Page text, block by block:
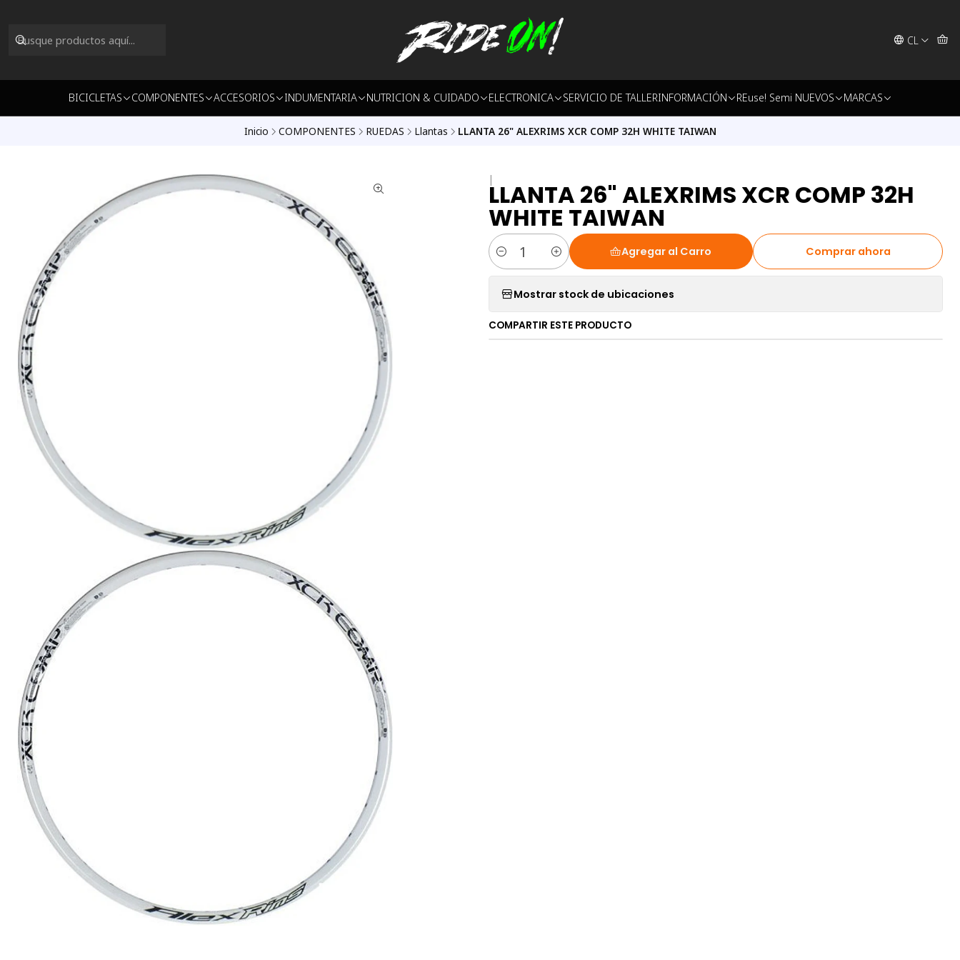
CL
BICICLETAS COMPONENTES ACCESORIOS INDUMENTARIA NUTRICION & CUIDADO ELECTRONICA SERVICIO DE TALLERINFORMACIÓN REuse! Semi NUEVOS MARCAS
Inicio COMPONENTES RUEDAS Llantas LLANTA 26" ALEXRIMS XCR COMP 32H WHITE TAIWAN
|LLANTA 26" ALEXRIMS XCR COMP 32H
WHITE TAIWAN
Cantidad
Agregar al Carro Comprar ahora
Mostrar stock de ubicaciones
COMPARTIR ESTE PRODUCTO